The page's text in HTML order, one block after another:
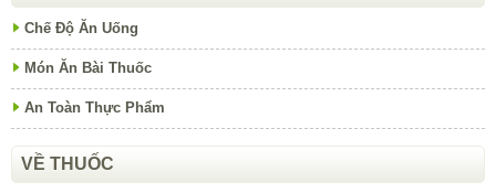
Chế Độ Ăn Uống
Món Ăn Bài Thuốc
An Toàn Thực Phẩm
VỀ THUỐC